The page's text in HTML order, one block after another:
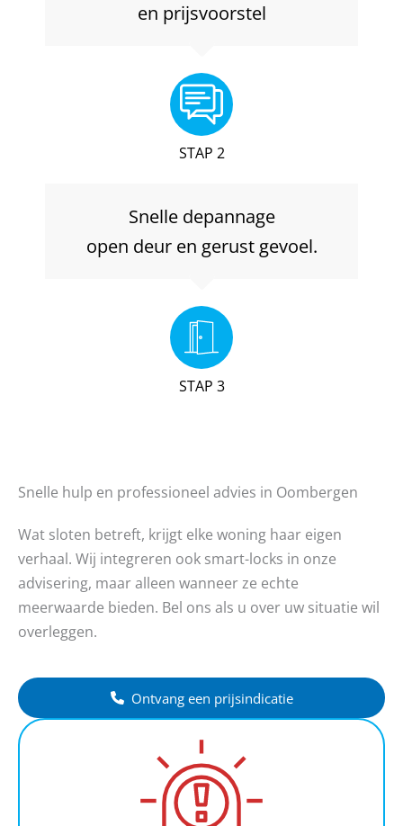
en prijsvoorstel
STAP 2
Snelle depannage
open deur en gerust gevoel.
STAP 3
Snelle hulp en professioneel advies in Oombergen
Wat sloten betreft, krijgt elke woning haar eigen
verhaal. Wij integreren ook smart-locks in onze
advisering, maar alleen wanneer ze echte
meerwaarde bieden. Bel ons als u over uw situatie wil
overleggen.
Ontvang een prijsindicatie